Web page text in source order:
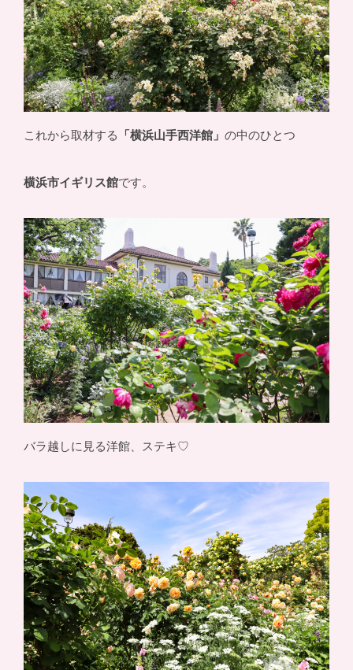
これから取材する 「横浜山手西洋館」 の中のひとつ
横浜市イギリス館です。
バラ越しに見る洋館、ステキ♡